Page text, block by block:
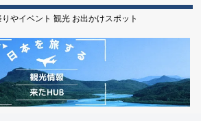
やイベント 観光 お出かけスポット